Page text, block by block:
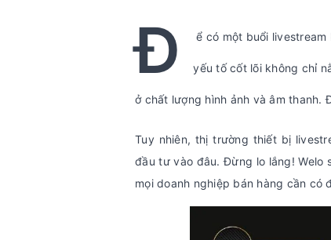
Đ ể có một buổi
yếu tố cốt lõi không chỉ
ở chất lượng hình ảnh và âm
Tuy nhiên, thị trường thiết bị
đầu tư vào đâu. Đừng lo lắng! Welo
mọi doanh nghiệp bán hàng cần có